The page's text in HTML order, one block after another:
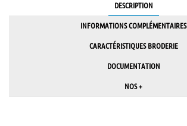
DESCRIPTION
INFORMATIONS COMPLÉMENTAIRES
CARACTÉRISTIQUES BRODERIE
DOCUMENTATION
NOS +